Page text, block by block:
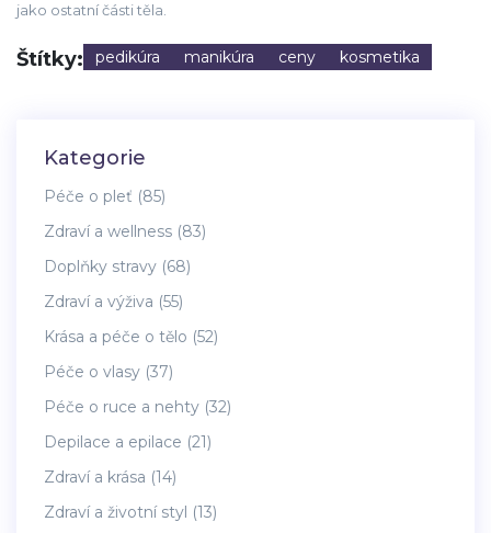
jako ostatní části těla.
Štítky: pedikúra manikúra ceny kosmetika
Kategorie
Péče o pleť (85)
Zdraví a wellness (83)
Doplňky stravy (68)
Zdraví a výživa (55)
Krása a péče o tělo (52)
Péče o vlasy (37)
Péče o ruce a nehty (32)
Depilace a epilace (21)
Zdraví a krása (14)
Zdraví a životní styl (13)